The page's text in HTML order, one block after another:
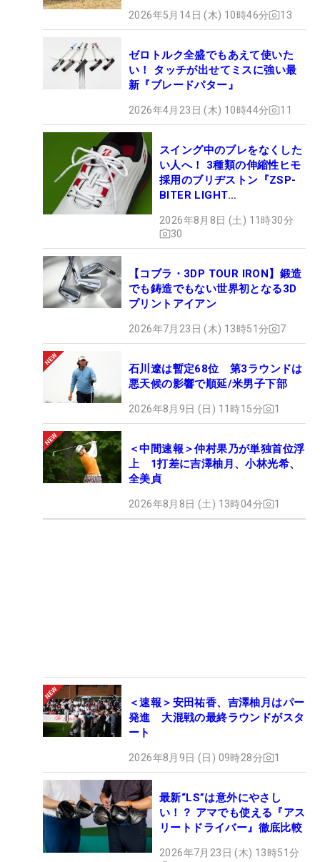
2026年5月14日 (木) 10時46分 13
ゼロトルク全盛でもあえて使いた
い！ タッチが出せてミスに強い最
新『ブレードパター』
2026年4月23日 (木) 10時44分 11
スイング中のブレをなくした
い人へ！ 3種類の伸縮性ヒモ
採用のブリヂストン『ZSP-
BITER LIGHT
ュー
2026年8月8日 (土) 11時30分
30
【コブラ・3DP TOUR IRON】鍛造
でも鋳造でもない世界初となる3D
プリントアイアン
2026年7月23日 (木) 13時51分 7
石川遼は暫定68位 第3ラウンドは
悪天候の影響で順延/米男子下部
2026年8月9日 (日) 11時15分 1
＜中間速報＞仲村果乃が単独首位浮
上 1打差に吉澤柚月、小林光希、
全美貞
2026年8月8日 (土) 13時04分 1
＜速報＞安田祐香、吉澤柚月はパー
発進 大混戦の最終ラウンドがスタ
ート
2026年8月9日 (日) 09時28分 1
最新“LS”は意外にやさし
い！？ アマでも使える『アス
リートドライバー』徹底比較
2026年7月23日 (木) 13時51分